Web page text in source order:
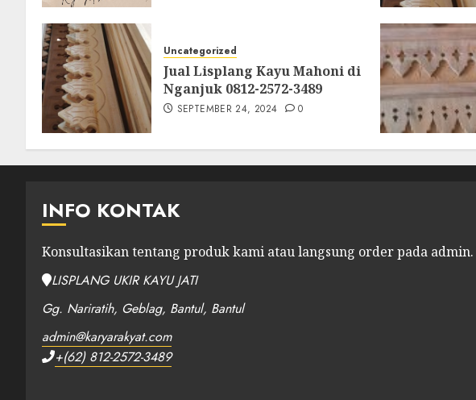
Uncategorized
Jual Lisplang Kayu Mahoni di
Nganjuk 0812-2572-3489
SEPTEMBER 24, 2024 0
INFO KONTAK
Konsultasikan tentang produk kami atau langsung order pada admin.
LISPLANG UKIR KAYU JATI
Gg. Nariratih, Geblag, Bantul, Bantul
admin@karyarakyat.com
+(62) 812-2572-3489